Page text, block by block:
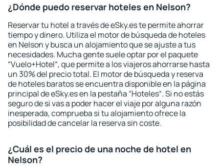
¿Dónde puedo reservar hoteles en Nelson?
Reservar tu hotel a través de eSky.es te permite ahorrar
tiempo y dinero. Utiliza el motor de búsqueda de hoteles
en Nelson y busca un alojamiento que se ajuste a tus
necesidades. Mucha gente suele optar por el paquete
“Vuelo+Hotel“, que permite a los viajeros ahorrarse hasta
un 30% del precio total. El motor de búsqueda y reserva
de hoteles baratos se encuentra disponible en la página
principal de eSky.es en la pestaña “Hoteles“. Si no estás
seguro de si vas a poder hacer el viaje por alguna razón
inesperada, comprueba si tu alojamiento ofrece la
posibilidad de cancelar la reserva sin coste.
¿Cuál es el precio de una noche de hotel en
Nelson?